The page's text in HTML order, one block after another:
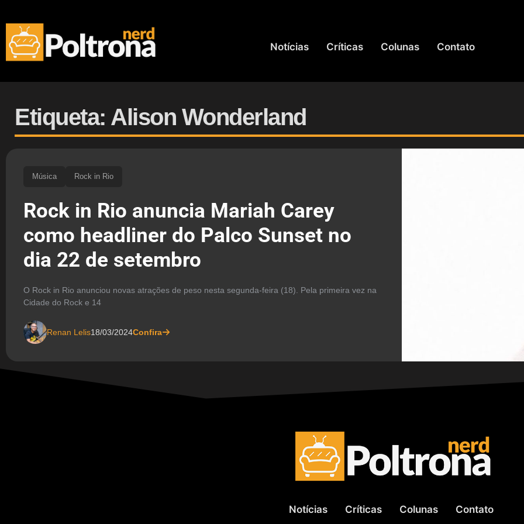
Notícias Críticas Colunas Contato
Etiqueta: Alison Wonderland
Música Rock in Rio
Rock in Rio anuncia Mariah Carey
como headliner do Palco Sunset no
dia 22 de setembro
O Rock in Rio anunciou novas atrações de peso nesta segunda-feira (18). Pela primeira vez na
Cidade do Rock e 14
Renan Lelis18/03/2024Confira
Notícias Críticas Colunas Contato